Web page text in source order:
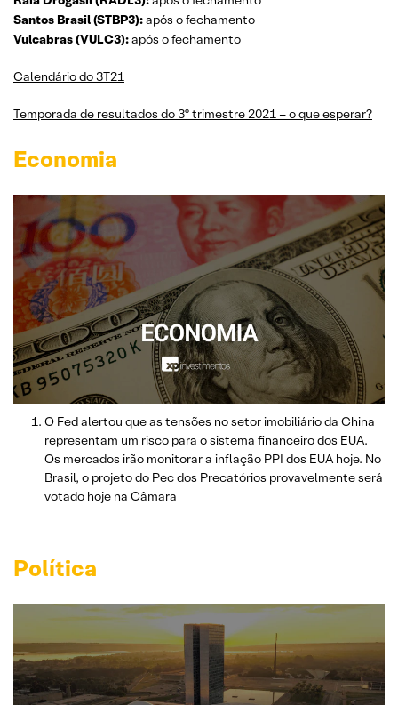
Santos Brasil (STBP3):após o fechamento
Vulcabras (VULC3):após o fechamento
Calendário do 3T21
Temporada de resultados do 3º trimestre 2021 – o que esperar?
Economia
O Fed alertou que as tensões no setor imobiliário da China
representam um risco para o sistema financeiro dos EUA.
Os mercados irão monitorar a inflação PPI dos EUA hoje. No
Brasil, o projeto do Pec dos Precatórios provavelmente será
votado hoje na Câmara
Política